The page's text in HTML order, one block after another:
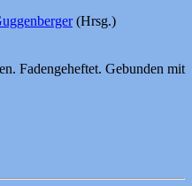
(Hrsg.)
Fadengeheftet. Gebunden mit